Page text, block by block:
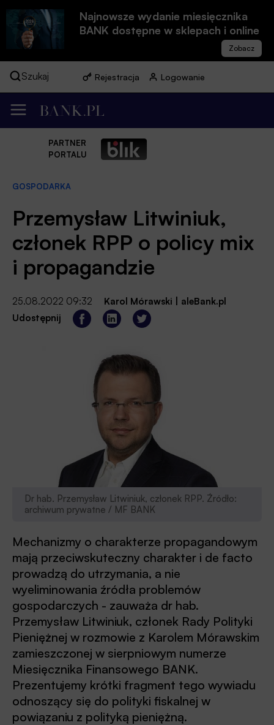
Najnowsze wydanie miesięcznika
BANK dostępne w sklepach i online
Szukaj Rejestracja Logowanie
PARTNER
PORTALU
GOSPODARKA
Przemysław Litwiniuk,
członek RPP o policy mix
i propagandzie
25.08.2022 09:32 Karol Mórawski
aleBank.pl
Udostępnij
Dr hab. Przemysław Litwiniuk, członek RPP. Źródło:
archiwum prywatne / MF BANK
Mechanizmy o charakterze propagandowym
mają przeciwskuteczny charakter i de facto
prowadzą do utrzymania, a nie
wyeliminowania źródła problemów
gospodarczych - zauważa dr hab.
Przemysław Litwiniuk, członek Rady Polityki
Pieniężnej w rozmowie z Karolem Mórawskim
zamieszczonej w sierpniowym numerze
Miesięcznika Finansowego BANK.
Prezentujemy krótki fragment tego wywiadu
odnoszący się do polityki fiskalnej w
powiązaniu z polityką pieniężną.